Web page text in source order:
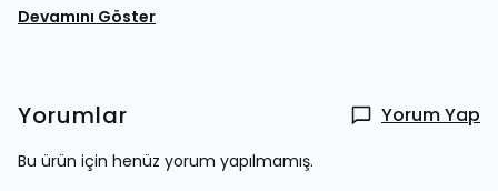
Devamını Göster
Yorumlar Yorum Yap
Bu ürün için henüz yorum yapılmamış.